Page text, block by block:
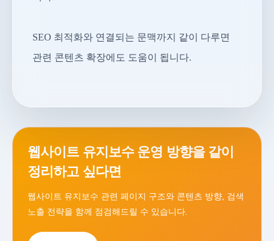
SEO 최적화와 연결되는 문맥까지 같이 다루면
관련 콘텐츠 확장에도 도움이 됩니다.
웹사이트 유지보수 운영 방향을 같이
정리하고 싶다면
웹사이트 유지보수 관련 페이지 구조와 콘텐츠 방향, 검색
노출 전략을 함께 점검해드릴 수 있습니다.